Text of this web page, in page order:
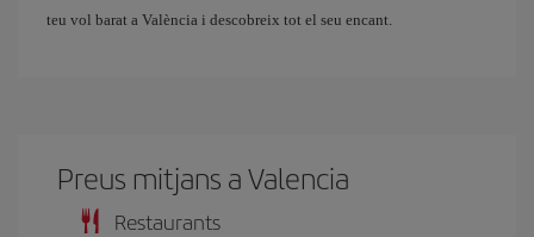
teu vol barat a València i descobreix tot el seu encant.
Preus mitjans a Valencia
Restaurants